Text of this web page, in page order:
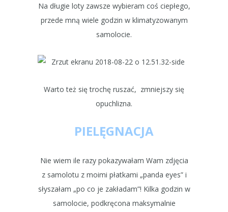
Na długie loty zawsze wybieram coś ciepłego,
przede mną wiele godzin w klimatyzowanym
samolocie.
Warto też się trochę ruszać, zmniejszy się
opuchlizna.
PIELĘGNACJA
Nie wiem ile razy pokazywałam Wam zdjęcia
z samolotu z moimi płatkami „panda eyes” i
słyszałam „po co je zakładam”! Kilka godzin w
samolocie, podkręcona maksymalnie